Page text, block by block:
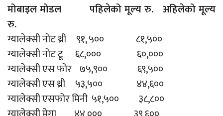
मोबाइल मोडल पहिलेको मूल्य रु. अहिलेको मूल्य
रु.
ग्यालेक्सी नोट थ्री ९१, ५०० ८१,५००
ग्यालेक्सी नोट टू ६८,००० ६०,०००
ग्यालेक्सी एस फोर ७५,९०० ६९,५००
ग्यालेक्सी एस थ्री ५३,५०० ४४,६००
ग्यालेक्सी एसफोर मिनी ५१,५०० ३८,८००